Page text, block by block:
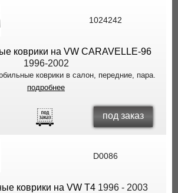
1024242
коврики на VW CARAVELLE-96
1996-2002
коврики в салон, передние, пара.
подробнее
под заказ
D0086
коврики на VW T4 1996 - 2003